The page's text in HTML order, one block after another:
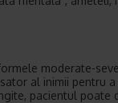
moderate-
al inimii pentru
pacientul poate